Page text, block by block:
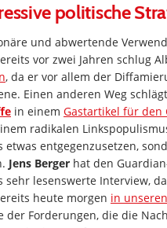
politische
und abwertende
vor zwei Jahren schlug
, da er vor allem der
Einen anderen Weg
in einem Gastartikel für den
radikalen
entgegenzusetzen,
Jens Berger hat den
lesenswerte Interview,
heute morgen in
Forderungen, die die